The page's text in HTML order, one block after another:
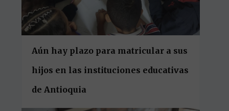
Aún hay plazo para matricular a sus
hijos en las instituciones educativas
de Antioquia